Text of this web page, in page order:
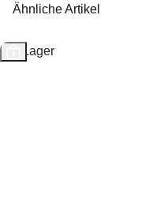
Ähnliche Artikel
Auf Lager